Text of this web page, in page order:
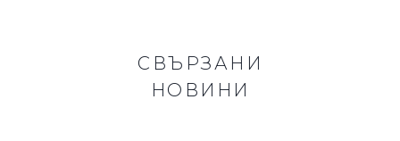
СВЪРЗАНИ
НОВИНИ